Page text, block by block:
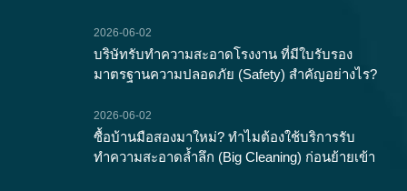
2026-06-02
บริษัทรับทำความสะอาดโรงงาน ที่มีใบรับรอง
มาตรฐานความปลอดภัย (Safety) สำคัญอย่างไร?
2026-06-02
ซื้อบ้านมือสองมาใหม่? ทำไมต้องใช้บริการรับ
ทำความสะอาดล้ำลึก (Big Cleaning) ก่อนย้ายเข้า